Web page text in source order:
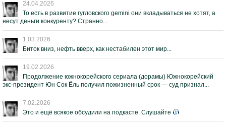
24.04.2026
То есть в развитие гугловского gemini они вкладываться не хотят, а
несут деньги конкуренту? Странно...
1.03.2026
Биток вниз, нефть вверх, как нестабилен этот мир...
19.02.2026
Продолжение южнокорейского сериала (дорамы) Южнокорейский
экс-президент Юн Сок Ёль получил пожизненный срок — суд признал...
7.02.2026
Это и ещё всякое обсудили на подкасте. Слушайте